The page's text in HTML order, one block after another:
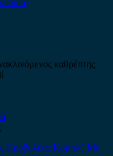
καθρέπτης